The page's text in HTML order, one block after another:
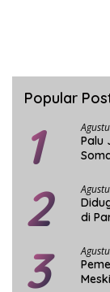
Popular
1
Palu
2
di
3